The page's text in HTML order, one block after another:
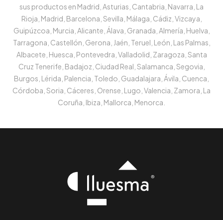
sus productos en Madrid, Asturias, Cantabria, Navarra, La
Rioja, Madrid, Barcelona, Sevilla, Málaga, Cádiz, Vizcaya,
Guipúzcoa, Murcia, Alicante, Álava, Granada, Almería, Huelva,
Tarragona, Castellón, Gerona, Jaén, Teruel, León, Las Palmas,
Albacete, Huesca, Pontevedra, Valladolid, Zaragoza, Santa
Cruz Tenerife, Badajoz, Ciudad Real, Salamanca, Segovia,
Burgos, Lérida, Palencia, Toledo, Guadalajara, Ávila, Cuenca,
Córdoba, Soria, Cáceres, Orense, Lugo, Valencia, Zamora, La
Coruña, Ibiza, Mallorca, Menorca.